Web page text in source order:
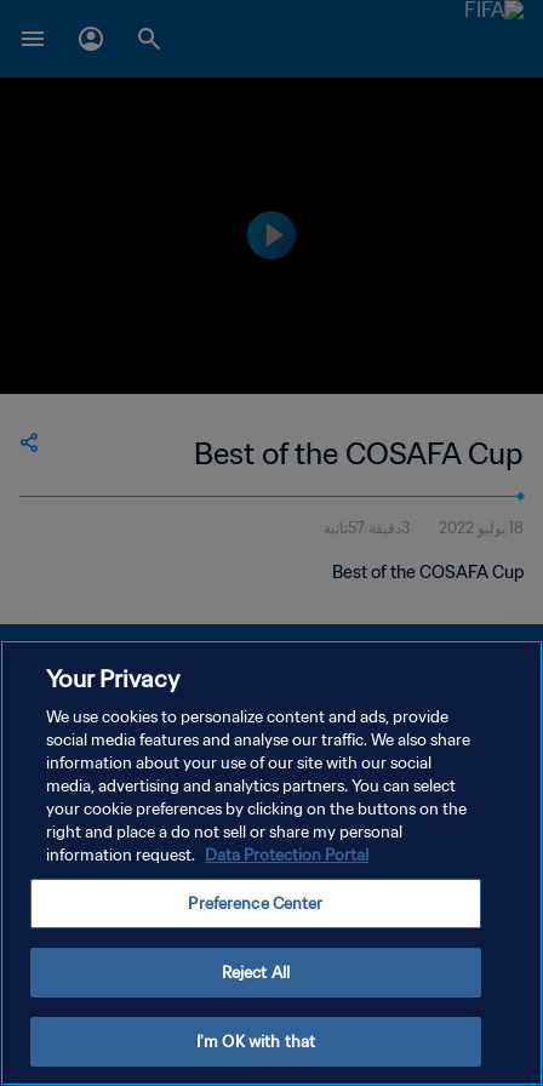
Best of the COSAFA Cup
18 يوليو 2022 3دقيقة 57ثانية
Best of the COSAFA Cup
سياسة الخصوصية
إدارة تفضيلات ملفات تعريف الارتباط
Your Privacy
We use cookies to personalize content and ads, provide
social media features and analyse our traffic. We also share
information about your use of our site with our social
media, advertising and analytics partners. You can select
your cookie preferences by clicking on the buttons on the
right and place a do not sell or share my personal
information request. Data Protection Portal
Preference Center
Reject All
I'm OK with that